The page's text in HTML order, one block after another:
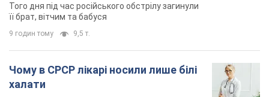
Того дня під час російського обстрілу загинули
її брат, вітчим та бабуся
9 годин тому 9,5 т.
Чому в СРСР лікарі носили лише білі
халати